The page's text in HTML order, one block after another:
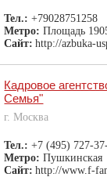
Тел.:+79028751258
Метро:Площадь
Сайт: http://azbuka-
Кадровое
Семья"
г. Москва
Тел.:+7 (495) 727-
Метро:Пушкинская
Сайт: http://www.f-